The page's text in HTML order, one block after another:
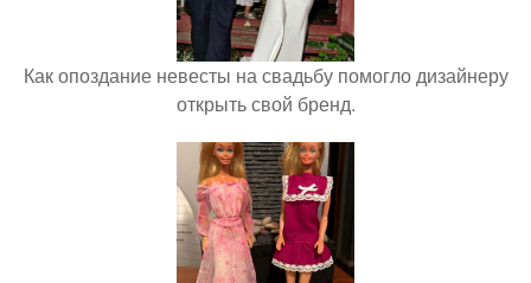
Как опоздание невесты на свадьбу помогло дизайнеру
открыть свой бренд.